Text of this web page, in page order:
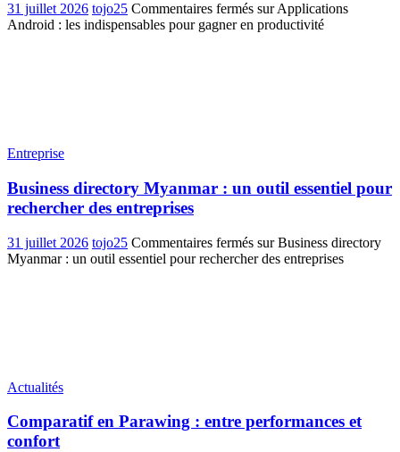
31 juillet 2026 tojo25 Commentaires fermés sur Applications
Android : les indispensables pour gagner en productivité
Entreprise
Business directory Myanmar : un outil essentiel pour
rechercher des entreprises
31 juillet 2026 tojo25 Commentaires fermés sur Business directory
Myanmar : un outil essentiel pour rechercher des entreprises
Actualités
Comparatif en Parawing : entre performances et
confort